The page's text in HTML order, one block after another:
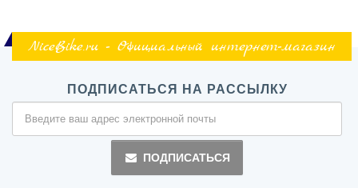
NiceBike.ru - Официальный интернет-магазин
ПОДПИСАТЬСЯ НА РАССЫЛКУ
ПОДПИСАТЬСЯ